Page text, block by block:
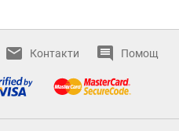
Контакти Помощ